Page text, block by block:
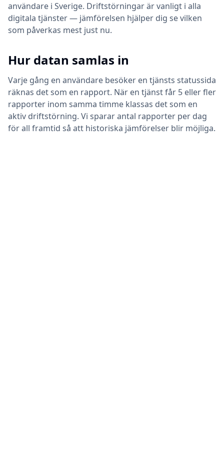
användare i Sverige. Driftstörningar är vanligt i alla
digitala tjänster — jämförelsen hjälper dig se vilken
som påverkas mest just nu.
Hur datan samlas in
Varje gång en användare besöker en tjänsts statussida
räknas det som en rapport. När en tjänst får 5 eller fler
rapporter inom samma timme klassas det som en
aktiv driftstörning. Vi sparar antal rapporter per dag
för all framtid så att historiska jämförelser blir möjliga.